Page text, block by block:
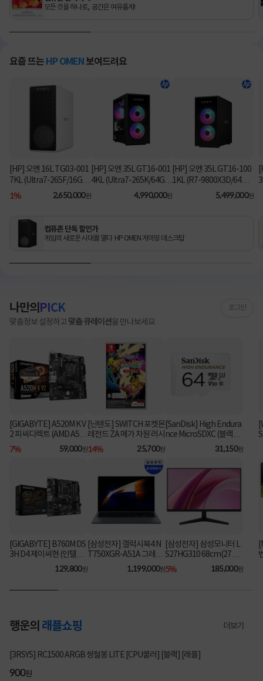
모든 것을 하나로, 공간은 여유롭게!
요즘 뜨는 HP OMEN 보여드려요
[HP] 오멘 16L TG03-001
7KL (Ultra7-265F/16GB/
1TB/RX9060XT/FD) [기
1% 2,650,000원
[HP] 오멘 35L GT16-001
4KL (Ultra7-265K/64GB/
2TB/RTX5070Ti/FD) 3
쿠폰★
4,990,000원
[HP] 오멘 35L GT16-100
1KL (R7-9800X3D/64G
B/1TB/RTX5080/FD) [기
5,499,000원
컴퓨존 단독 할인가
게임의 새로운 시대를 열다 HP OMEN 게이밍 데스크탑
나만의 PICK 로그인
맞춤정보 설정하고맞춤 큐레이션을 만나보세요
[GIGABYTE] A520M K V
2 피씨디렉트 (AMD A52
0/M-ATX) ⚡플래티넘 특
7% 59,000원
[닌텐도] SWITCH 포켓몬
레전드 ZA 메가 차원 러시
14% 25,700원
[SanDisk] High Endura
nce MicroSDXC (블랙박
스&CCTV전용) 64GB
[어댑터포함] [SDSQQN
31,150원
[GIGABYTE] B760M DS
3H D4 제이씨현 (인텔B7
129,800원
[삼성전자] 갤럭시북4 N
T750XGR-A51A 그레이
(i5-1335U/16GB/256G
B/FD) [기본제품] [최대
1,199,000원
[삼성전자] 삼성모니터 L
S27HG310 68cm(27인
치) FHD IPS 144Hz 사무
용 ▶ LS27F322 후속 모
5% 185,000원
행운의 래플쇼핑 더보기
200원
2801명 참여
[3RSYS] RC1500 ARGB 쌍철봉 LITE [CPU쿨러] [블랙] [래플]
900원
200원
900원